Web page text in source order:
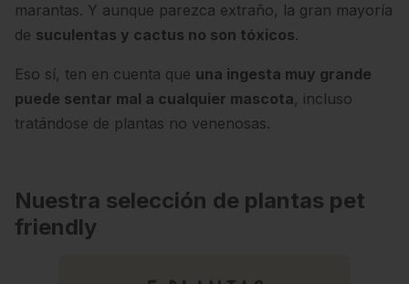
marantas. Y aunque parezca extraño, la gran mayoría
de suculentas y cactus no son tóxicos.
Eso sí, ten en cuenta que una ingesta muy grande
puede sentar mal a cualquier mascota, incluso
tratándose de plantas no venenosas.
Nuestra selección de plantas pet
friendly